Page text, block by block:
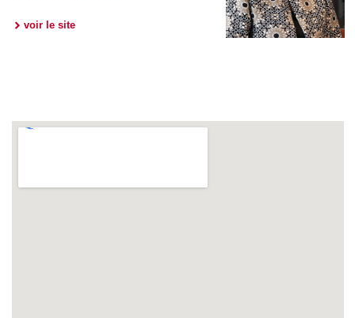
voir le site